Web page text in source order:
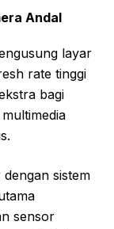
Andal
layar
rate tinggi
bagi
sistem
sensor